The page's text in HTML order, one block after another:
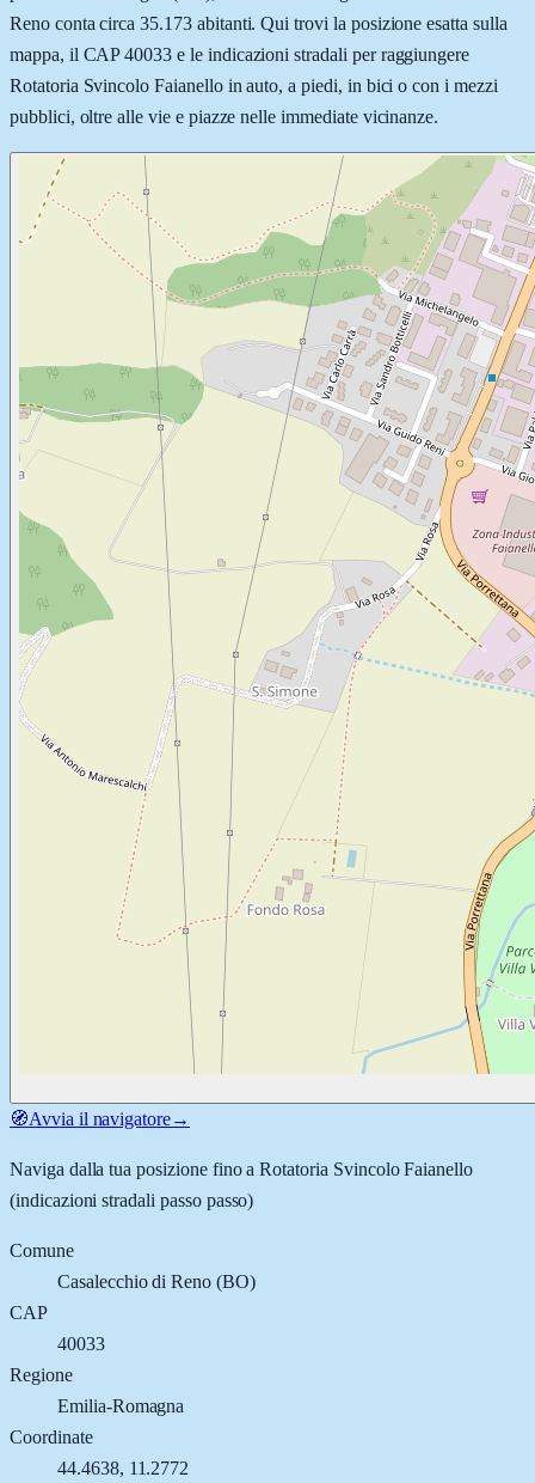
Reno conta circa 35.173 abitanti. Qui trovi la posizione esatta sulla
mappa, il CAP 40033 e le indicazioni stradali per raggiungere
Rotatoria Svincolo Faianello in auto, a piedi, in bici o con i mezzi
pubblici, oltre alle vie e piazze nelle immediate vicinanze.
🧭Avvia il navigatore→
Naviga dalla tua posizione fino aRotatoria Svincolo Faianello
(indicazioni stradali passo passo)
Comune
Casalecchio di Reno (BO)
CAP
40033
Regione
Emilia-Romagna
Coordinate
44.4638, 11.2772